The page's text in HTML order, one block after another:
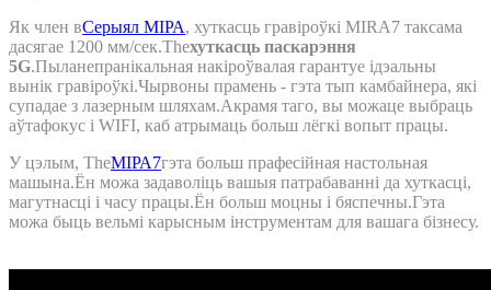
Як член вСерыял МІРА, хуткасць гравіроўкі MIRA7 таксама
дасягае 1200 мм/сек.Theхуткасць паскарэння
5G.Пыланепранікальная накіроўвалая гарантуе ідэальны
вынік гравіроўкі.Чырвоны прамень - гэта тып камбайнера, які
супадае з лазерным шляхам.Акрамя таго, вы можаце выбраць
аўтафокус і WIFI, каб атрымаць больш лёгкі вопыт працы.
У цэлым, TheМІРА7гэта больш прафесійная настольная
машына.Ён можа задаволіць вашыя патрабаванні да хуткасці,
магутнасці і часу працы.Ён больш моцны і бяспечны.Гэта
можа быць вельмі карысным інструментам для вашага бізнесу.